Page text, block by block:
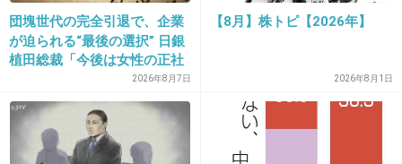
国内の教育を国が管理しないで好き勝手やる方が問題だ
ろ！何言ってんだよ共産
32. 匿名 2026/06/03(水) 15:24:46
団塊世代の完全引退で、企業
が迫られる“最後の選択” 日銀
植田総裁「今後は女性の正社
員化と外国人の人材活用が
鍵」
2026年8月7日
【8月】株トピ【2026年】
2026年8月1日